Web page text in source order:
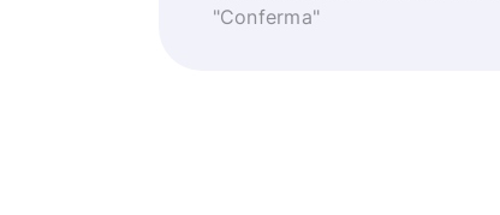
"Conferma"